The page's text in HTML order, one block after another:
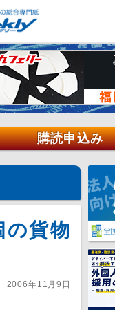
購読申込み
貨物
2006年11月9日